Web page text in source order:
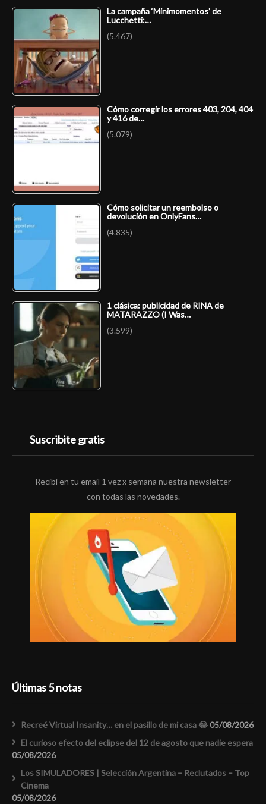
La campaña ‘Minimomentos’ de
Lucchetti:…
(5.467)
Cómo corregir los errores 403, 204, 404
y 416 de…
(5.079)
Cómo solicitar un reembolso o
devolución en OnlyFans…
(4.835)
1 clásica: publicidad de RINA de
MATARAZZO (I Was…
(3.599)
Suscribite gratis
Recibí en tu email 1 vez x semana nuestra newsletter
con todas las novedades.
Últimas 5 notas
Recreé Virtual Insanity… en el pasillo de mi casa 😂05/08/2026
El curioso efecto del eclipse del 12 de agosto que nadie espera
05/08/2026
Los SIMULADORES | Selección Argentina – Reclutados – Top
Cinema
05/08/2026